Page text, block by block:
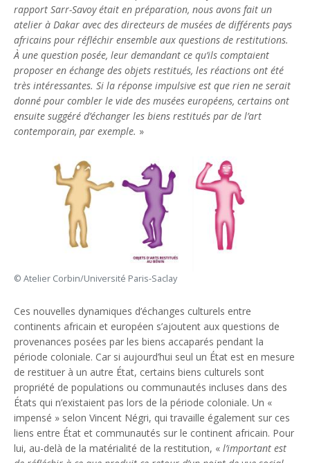
rapport Sarr-Savoy était en préparation, nous avons fait un
atelier à Dakar avec des directeurs de musées de différents pays
africains pour réfléchir ensemble aux questions de restitutions.
À une question posée, leur demandant ce qu’ils comptaient
proposer en échange des objets restitués, les réactions ont été
très intéressantes. Si la réponse impulsive est que rien ne serait
donné pour combler le vide des musées européens, certains ont
ensuite suggéré d’échanger les biens restitués par de l’art
contemporain, par exemple. »
© Atelier Corbin/Université Paris-Saclay
Ces nouvelles dynamiques d’échanges culturels entre
continents africain et européen s’ajoutent aux questions de
provenances posées par les biens accaparés pendant la
période coloniale. Car si aujourd’hui seul un État est en mesure
de restituer à un autre État, certains biens culturels sont
propriété de populations ou communautés incluses dans des
États qui n’existaient pas lors de la période coloniale. Un «
impensé » selon Vincent Négri, qui travaille également sur ces
liens entre État et communautés sur le continent africain. Pour
lui, au-delà de la matérialité de la restitution, « l’important est